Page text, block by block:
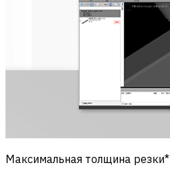
Максимальная толщина резки*